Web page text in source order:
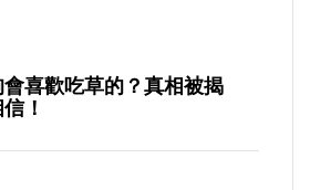
喜歡吃草的？真相被揭
！